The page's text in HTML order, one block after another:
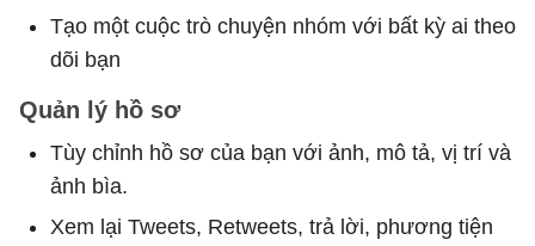
Tạo một cuộc trò chuyện nhóm với bất kỳ ai theo
dõi bạn
Quản lý hồ sơ
Tùy chỉnh hồ sơ của bạn với ảnh, mô tả, vị trí và
ảnh bìa.
Xem lại Tweets, Retweets, trả lời, phương tiện